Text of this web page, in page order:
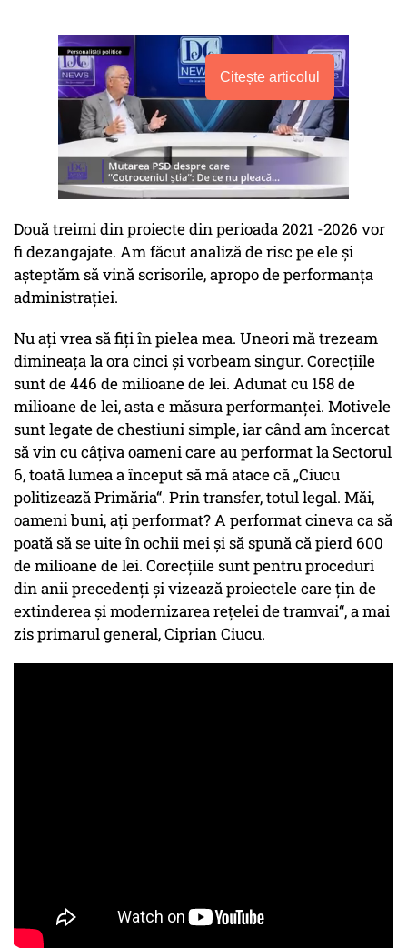
Citește articolul
Două treimi din proiecte din perioada 2021 -2026 vor
fi dezangajate. Am făcut analiză de risc pe ele și
așteptăm să vină scrisorile, apropo de performanța
administrației.
Nu ați vrea să fiți în pielea mea. Uneori mă trezeam
dimineața la ora cinci și vorbeam singur. Corecțiile
sunt de 446 de milioane de lei. Adunat cu 158 de
milioane de lei, asta e măsura performanței. Motivele
sunt legate de chestiuni simple, iar când am încercat
să vin cu câțiva oameni care au performat la Sectorul
6, toată lumea a început să mă atace că „Ciucu
politizează Primăria“. Prin transfer, totul legal. Măi,
oameni buni, ați performat? A performat cineva ca să
poată să se uite în ochii mei și să spună că pierd 600
de milioane de lei. Corecțiile sunt pentru proceduri
din anii precedenți și vizează proiectele care țin de
extinderea și modernizarea rețelei de tramvai“, a mai
zis primarul general, Ciprian Ciucu.